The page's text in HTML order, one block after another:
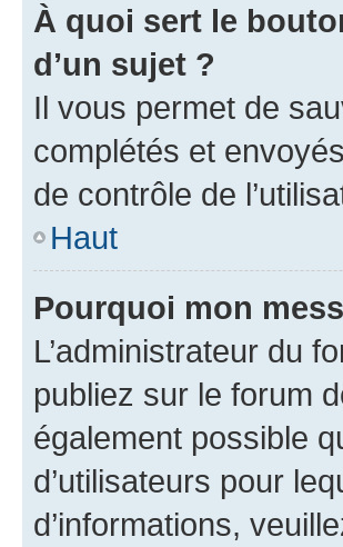
À quoi sert le
d’un sujet ?
Il vous permet de
complétés et
de contrôle de
Haut
Pourquoi mon
L’administrateur du
publiez sur le forum
également possible
d’utilisateurs pour
d’informations,